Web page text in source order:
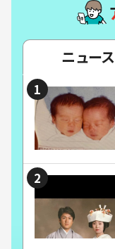
ニュース